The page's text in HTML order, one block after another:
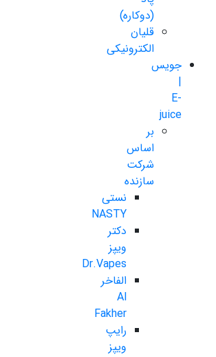
(دوکاره)
قلیان
الکترونیکی
جویس
|
E-
juice
بر
اساس
شرکت
سازنده
نستی
NASTY
دکتر
ویپز
Dr.Vapes
الفاخر
Al
Fakher
رایپ
ویپز